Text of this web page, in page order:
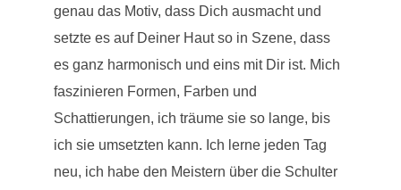
genau das Motiv, dass Dich ausmacht und
setzte es auf Deiner Haut so in Szene, dass
es ganz harmonisch und eins mit Dir ist. Mich
faszinieren Formen, Farben und
Schattierungen, ich träume sie so lange, bis
ich sie umsetzten kann. Ich lerne jeden Tag
neu, ich habe den Meistern über die Schulter